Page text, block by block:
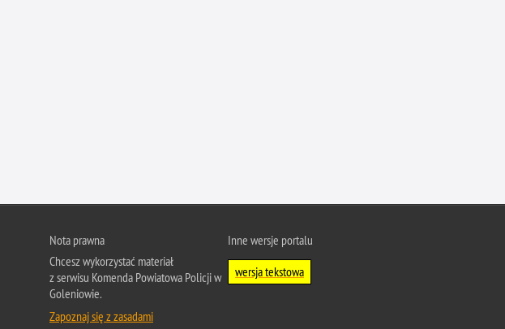
Nota prawna
Chcesz wykorzystać materiał
z serwisu Komenda Powiatowa Policji w
Goleniowie.
Zapoznaj się z zasadami
Inne wersje portalu
wersja tekstowa